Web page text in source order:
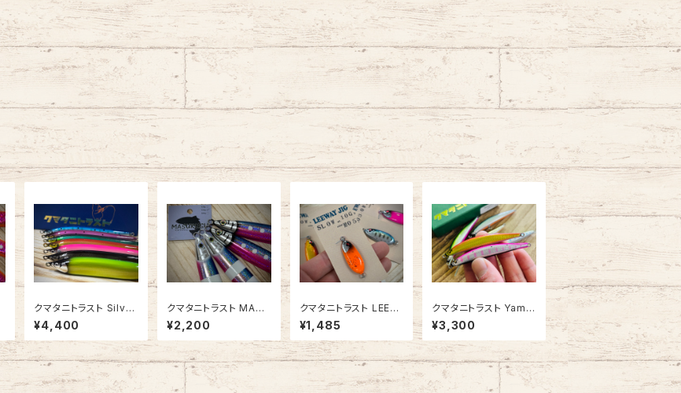
クマタニトラスト Silver
Bullet100S シルバー
バレット100S【2025年
モデル】
¥4,400
クマタニトラスト MASU
RUSH マスラッシュ 15
0g【問屋限定カラー】
¥2,200
クマタニトラスト LEEW
AY JIG SLOW リーウ
ェイジグ スロー 5g/10
g
¥1,485
クマタニトラスト Yama
se ヤマセ75SS
¥3,300